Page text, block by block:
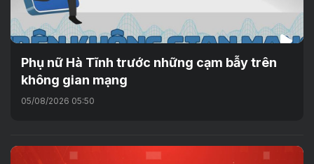
Phụ nữ Hà Tĩnh trước những cạm bẫy trên
không gian mạng
05/08/2026 05:50